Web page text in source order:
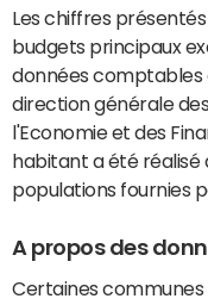
Les chiffres
budgets principaux
données comptables
direction générale
l'Economie et des
habitant a été réalisé
populations fournies
A propos des
Certaines